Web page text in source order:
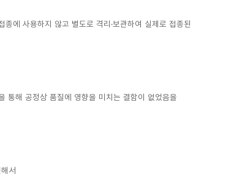
에 사용하지 않고 별도로 격리·보관하여 실제로 접종된
통해 공정상 품질에 영향을 미치는 결함이 없었음을
서